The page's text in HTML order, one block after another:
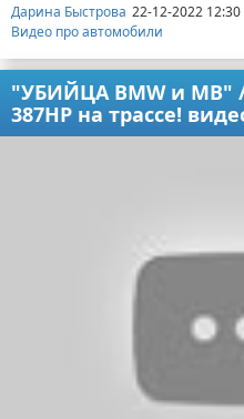
Дарина Быстрова 22-12-2022 12:30
Видео про автомобили
"УБИЙЦА BMW и
387HP на трассе!